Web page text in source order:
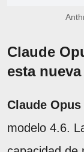
Claude
esta
Claude Opus
modelo 4.6.